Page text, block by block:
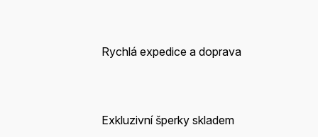
Rychlá expedice a doprava
Exkluzivní šperky skladem